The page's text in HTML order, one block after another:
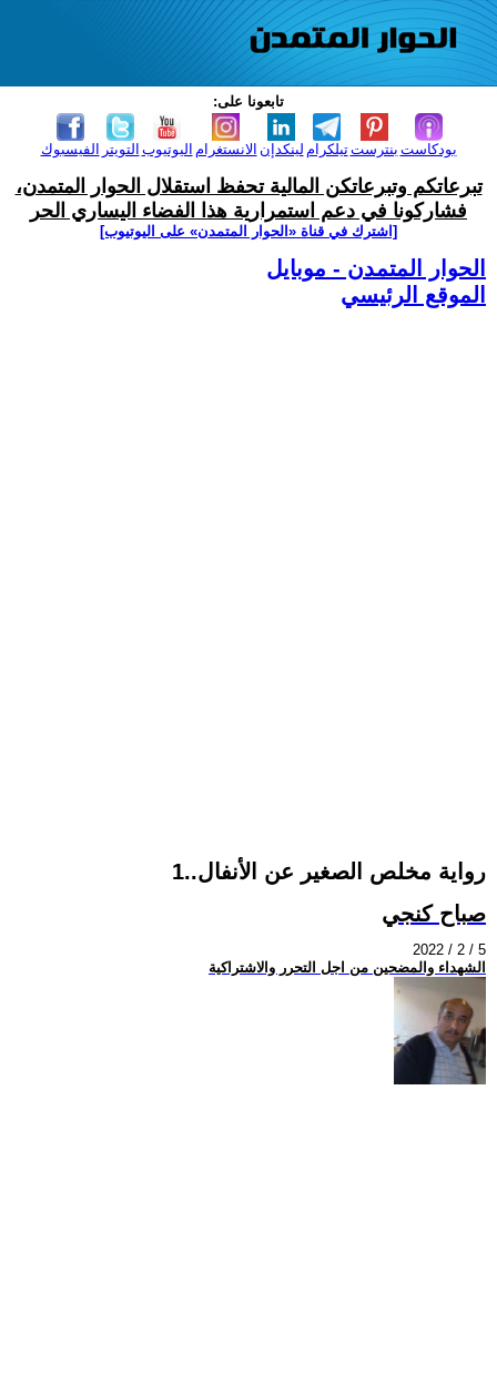
تابعونا على:
الفيسبوك التويتر اليوتيوب الانستغرام لينكدإن تيلكرامبنترست بودكاست
تبرعاتكم وتبرعاتكن المالية تحفظ استقلال الحوار المتمدن،
فشاركونا في دعم استمرارية هذا الفضاء اليساري الحر
[اشترك في قناة ‫«الحوار المتمدن» على اليوتيوب]
الحوار المتمدن - موبايل
الموقع الرئيسي
رواية مخلص الصغير عن الأنفال..1
صباح كنجي
2022 / 2 / 5
الشهداء والمضحين من اجل التحرر والاشتراكية